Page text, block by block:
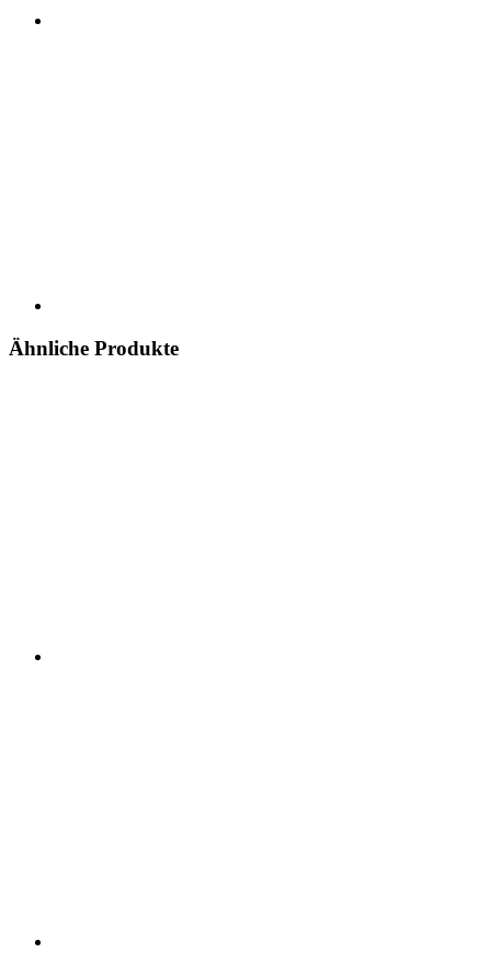
Ähnliche Produkte